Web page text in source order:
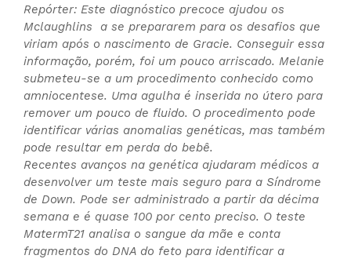
Repórter: Este diagnóstico precoce ajudou os
Mclaughlins a se prepararem para os desafios que
viriam após o nascimento de Gracie. Conseguir essa
informação, porém, foi um pouco arriscado. Melanie
submeteu-se a um procedimento conhecido como
amniocentese. Uma agulha é inserida no útero para
remover um pouco de fluido. O procedimento pode
identificar várias anomalias genéticas, mas também
pode resultar em perda do bebê.
Recentes avanços na genética ajudaram médicos a
desenvolver um teste mais seguro para a Síndrome
de Down. Pode ser administrado a partir da décima
semana e é quase 100 por cento preciso. O teste
MatermT21 analisa o sangue da mãe e conta
fragmentos do DNA do feto para identificar a